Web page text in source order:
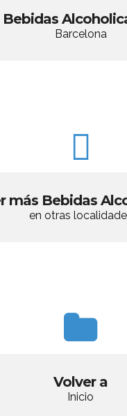
Bebidas
Barcelona
más Bebidas
en otras
Volver a
Inicio